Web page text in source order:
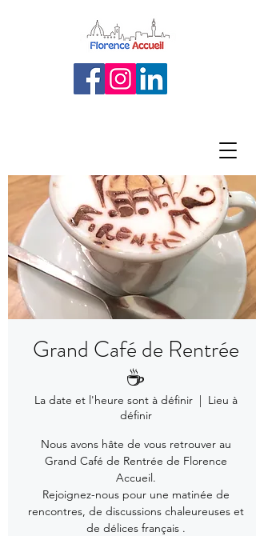
Grand Café de Rentrée
☕
La date et l'heure sont à définir
  |
Lieu à
définir
Nous avons hâte de vous retrouver au
Grand Café de Rentrée de Florence
Accueil.
Rejoignez-nous pour une matinée de
rencontres, de discussions chaleureuses et
de délices français .